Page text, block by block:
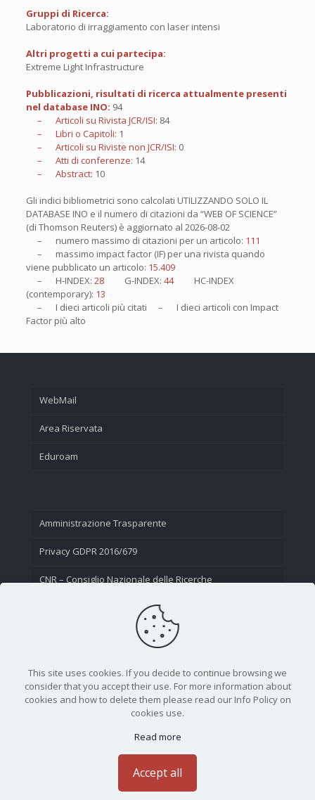
Gruppi di Ricerca:
Laboratorio di irraggiamento con laser intensi
Altri progetti a cui partecipa:
Extreme Light Infrastructure
Pubblicazioni, risultati di ricerca attualmente presenti
nel database INO: 94
– Articoli su Rivista JCR/ISI: 84
– Libri o Capitoli: 1
– Articoli su Riviste non JCR/ISI: 0
– Atti di conferenze: 14
– Abstract: 10
Gli indici bibliometrici sono calcolati UTILIZZANDO SOLO IL
DATABASE INO e il numero di citazioni da “WEB OF SCIENCE”
(di Thomson Reuters) è aggiornato al 2026-08-02
– numero massimo di citazioni per un articolo: 111
– massimo impact factor (IF) per una rivista quando
viene pubblicato un articolo: 15.409
– H-INDEX: 28 G-INDEX: 44
HC-INDEX
(contemporary): 13
– I dieci articoli più citati – I dieci articoli con Impact
Factor più alto
WebMail
Area Riservata
Eduroam
Amministrazione Trasparente
Privacy GDPR 2016/679
CNR – Consiglio Nazionale delle Ricerche
This site uses cookies. If you decide to continue browsing we
consider that you accept their use. For more information about
cookies and how to delete them please read our Info Policy on
cookies use.
Read more
Accept all